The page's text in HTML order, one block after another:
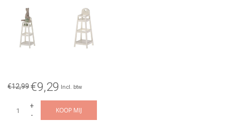
€12,99€9,29 Incl. btw
+
-
KOOP MIJ